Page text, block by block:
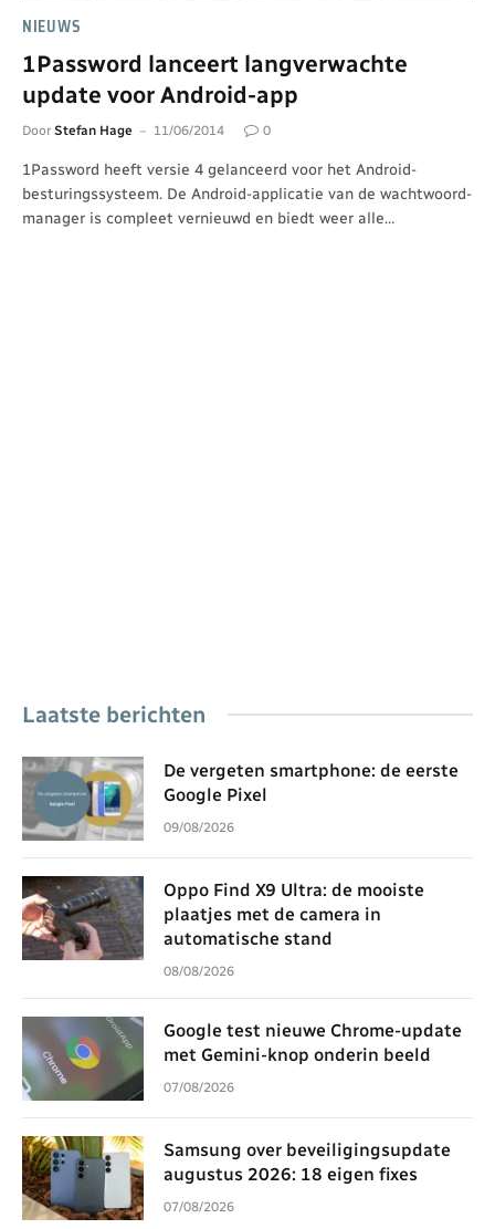
NIEUWS
1Password lanceert langverwachte
update voor Android-app
Door Stefan Hage 11/06/2014 0
1Password heeft versie 4 gelanceerd voor het Android-
besturingssysteem. De Android-applicatie van de wachtwoord-
manager is compleet vernieuwd en biedt weer alle…
Laatste berichten
De vergeten smartphone: de eerste
Google Pixel
09/08/2026
Oppo Find X9 Ultra: de mooiste
plaatjes met de camera in
automatische stand
08/08/2026
Google test nieuwe Chrome-update
met Gemini-knop onderin beeld
07/08/2026
Samsung over beveiligingsupdate
augustus 2026: 18 eigen fixes
07/08/2026